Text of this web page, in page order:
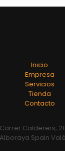
Inicio
Empresa
Servicios
Tienda
Contacto
Calderers, 28
Alboraya Spain